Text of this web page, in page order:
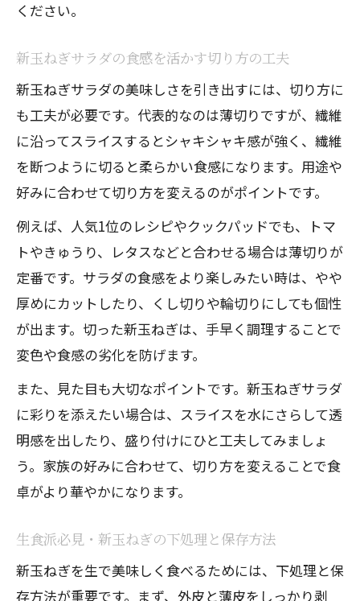
ください。
新玉ねぎサラダの食感を活かす切り方の工夫
新玉ねぎサラダの美味しさを引き出すには、切り方に
も工夫が必要です。代表的なのは薄切りですが、繊維
に沿ってスライスするとシャキシャキ感が強く、繊維
を断つように切ると柔らかい食感になります。用途や
好みに合わせて切り方を変えるのがポイントです。
例えば、人気1位のレシピやクックパッドでも、トマ
トやきゅうり、レタスなどと合わせる場合は薄切りが
定番です。サラダの食感をより楽しみたい時は、やや
厚めにカットしたり、くし切りや輪切りにしても個性
が出ます。切った新玉ねぎは、手早く調理することで
変色や食感の劣化を防げます。
また、見た目も大切なポイントです。新玉ねぎサラダ
に彩りを添えたい場合は、スライスを水にさらして透
明感を出したり、盛り付けにひと工夫してみましょ
う。家族の好みに合わせて、切り方を変えることで食
卓がより華やかになります。
生食派必見・新玉ねぎの下処理と保存方法
新玉ねぎを生で美味しく食べるためには、下処理と保
存方法が重要です。まず、外皮と薄皮をしっかり剥